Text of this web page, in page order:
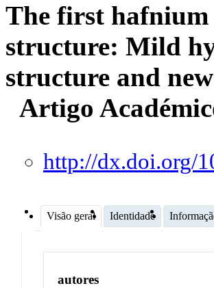
The first hafnium
structure: Mild
structure and
Artigo
http://dx.doi.org/
Visão geral Identidade
autores